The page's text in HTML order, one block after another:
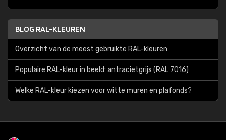
BLOG RAL-KLEUREN
Overzicht van de meest gebruikte RAL-kleuren
Populaire RAL-kleur in beeld: antracietgrijs (RAL 7016)
Welke RAL-kleur kiezen voor witte muren en plafonds?